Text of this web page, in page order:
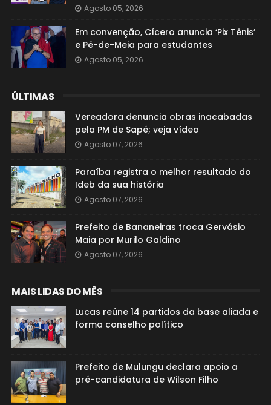
Agosto 05, 2026
Em convenção, Cícero anuncia ‘Pix Tênis’
e Pé-de-Meia para estudantes
Agosto 05, 2026
ÚLTIMAS
Vereadora denuncia obras inacabadas
pela PM de Sapé; veja vídeo
Agosto 07, 2026
Paraíba registra o melhor resultado do
Ideb da sua história
Agosto 07, 2026
Prefeito de Bananeiras troca Gervásio
Maia por Murilo Galdino
Agosto 07, 2026
MAIS LIDAS DO MÊS
Lucas reúne 14 partidos da base aliada e
forma conselho político
Prefeito de Mulungu declara apoio a
pré-candidatura de Wilson Filho